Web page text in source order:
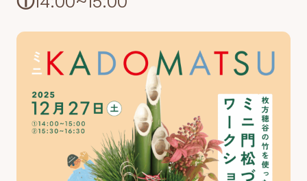
お知らせ・広報誌
はじめまして!